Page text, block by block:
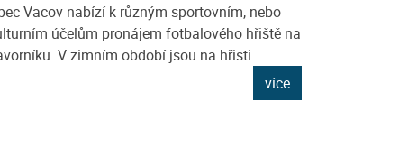
Vacov nabízí k různým sportovním, nebo
účelům pronájem fotbalového hřiště na
V zimním období jsou na hřisti...
více